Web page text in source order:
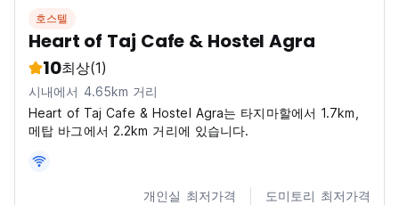
호스텔
Heart of Taj Cafe & Hostel Agra
10최상(1)
시내에서 4.65km 거리
Heart of Taj Cafe & Hostel Agra는 타지마할에서 1.7km,
메탑 바그에서 2.2km 거리에 있습니다.
개인실 최저가격 도미토리 최저가격